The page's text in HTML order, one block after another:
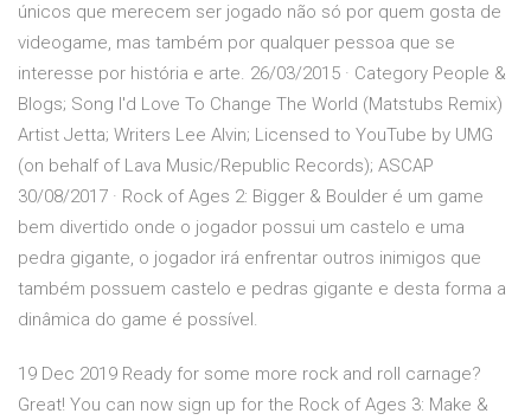
únicos que merecem ser jogado não só por quem gosta de
videogame, mas também por qualquer pessoa que se
interesse por história e arte. 26/03/2015 · Category People &
Blogs; Song I'd Love To Change The World (Matstubs Remix)
Artist Jetta; Writers Lee Alvin; Licensed to YouTube by UMG
(on behalf of Lava Music/Republic Records); ASCAP
30/08/2017 · Rock of Ages 2: Bigger & Boulder é um game
bem divertido onde o jogador possui um castelo e uma
pedra gigante, o jogador irá enfrentar outros inimigos que
também possuem castelo e pedras gigante e desta forma a
dinâmica do game é possível.
19 Dec 2019 Ready for some more rock and roll carnage?
Great! You can now sign up for the Rock of Ages 3: Make &